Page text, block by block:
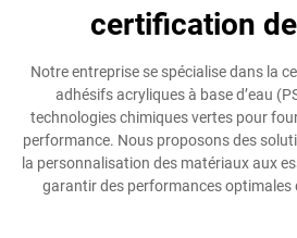
certification
Notre entreprise se spécialise dans la
adhésifs acryliques à base d’eau
technologies chimiques vertes pour
performance. Nous proposons des
la personnalisation des matériaux aux
garantir des performances optimales